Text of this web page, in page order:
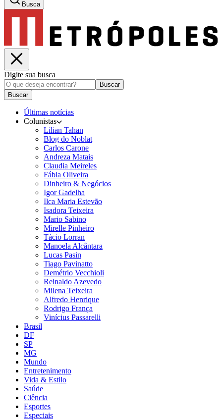
Busca
Digite sua busca
Buscar
Buscar
Últimas notícias
Colunistas
Lilian Tahan
Blog do Noblat
Carlos Carone
Andreza Matais
Claudia Meireles
Fábia Oliveira
Dinheiro & Negócios
Igor Gadelha
Ilca Maria Estevão
Isadora Teixeira
Mario Sabino
Mirelle Pinheiro
Tácio Lorran
Manoela Alcântara
Lucas Pasin
Tiago Pavinatto
Demétrio Vecchioli
Reinaldo Azevedo
Milena Teixeira
Alfredo Henrique
Rodrigo França
Vinícius Passarelli
Brasil
DF
SP
MG
Mundo
Entretenimento
Vida & Estilo
Saúde
Ciência
Esportes
Especiais